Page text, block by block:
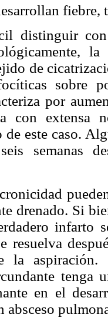
distinguir
de
sobre
por
con extensa
este caso.
semanas
drenado. Si
infarto
resuelva
la
tenga
en el
absceso